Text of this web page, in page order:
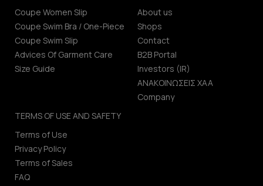
Coupe Women Slip
Coupe Swim Bra / One-Piece
Coupe Swim Slip
Advices Of Garment Care
Size Guide
About us
Shops
Contact
B2B Portal
Investors (IR)
ΑΝΑΚΟΙΝΩΣΕΙΣ ΧΑΑ
Company
TERMS OF USE AND SAFETY
Terms of Use
Privacy Policy
Terms of Sales
FAQ